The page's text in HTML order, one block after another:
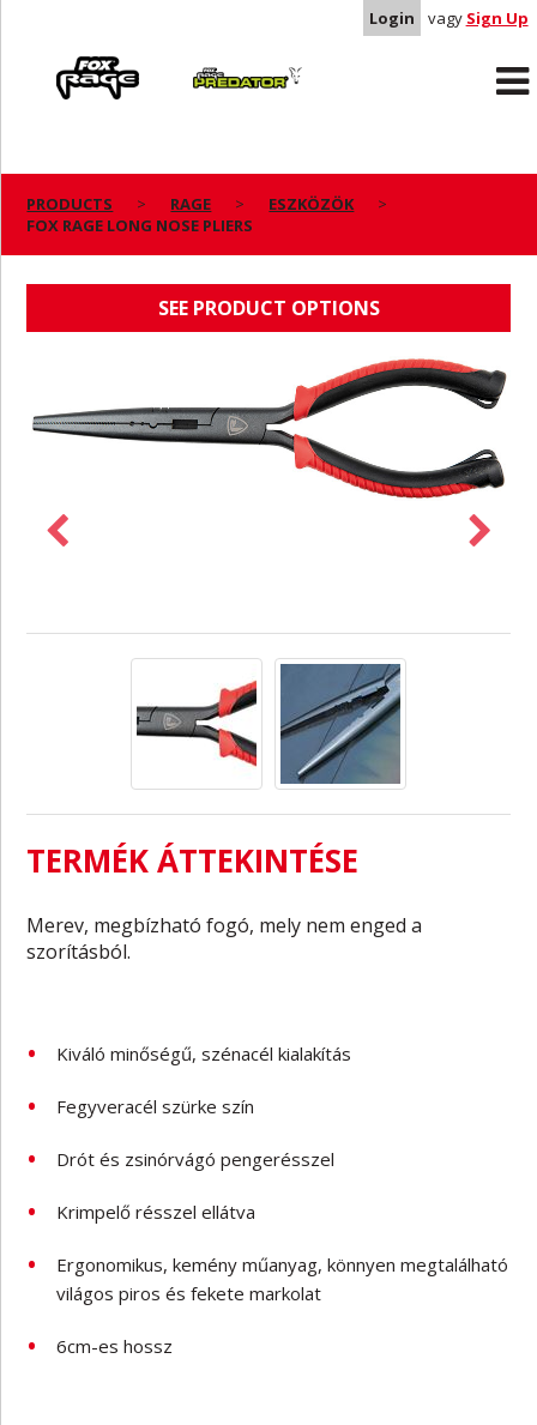
Login vagy Sign Up
Predator
PRODUCTS RAGE
ESZKÖZÖK
FOX RAGE LONG NOSE PLIERS
SEE PRODUCT OPTIONS
TERMÉK ÁTTEKINTÉSE
Merev, megbízható fogó, mely nem enged a
szorításból.
Kiváló minőségű, szénacél kialakítás
Fegyveracél szürke szín
Drót és zsinórvágó pengerésszel
Krimpelő résszel ellátva
Ergonomikus, kemény műanyag, könnyen megtalálható
világos piros és fekete markolat
6cm-es hossz